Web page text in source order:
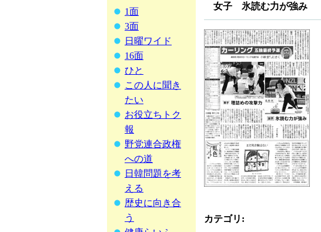
1面
3面
日曜ワイド
16面
ひと
この人に聞き
たい
お役立ちトク
報
野党連合政権
への道
日韓問題を考
える
歴史に向き合
う
女子 氷読む力が強み
カテゴリ :